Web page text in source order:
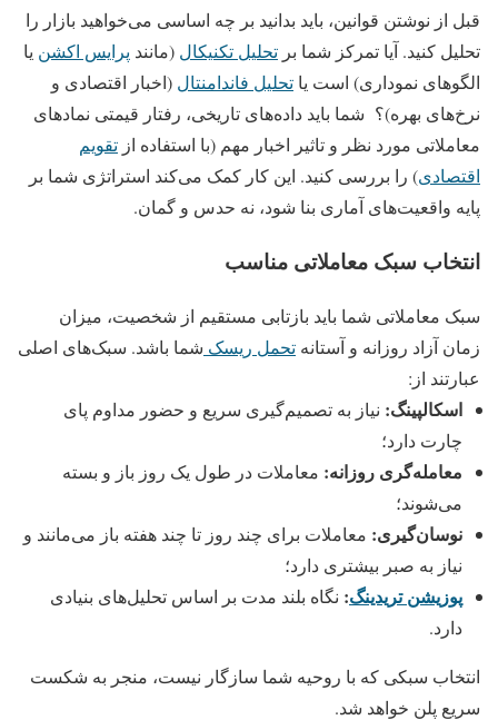
قبل از نوشتن قوانین، باید بدانید بر چه اساسی می‌خواهید بازار را
تحلیل کنید. آیا تمرکز شما بر تحلیل تکنیکال (مانند پرایس اکشن یا
الگوهای نموداری) است یا تحلیل فاندامنتال (اخبار اقتصادی و
نرخ‌های بهره)؟ شما باید داده‌های تاریخی، رفتار قیمتی نمادهای
معاملاتی مورد نظر و تاثیر اخبار مهم (با استفاده از تقویم
اقتصادی) را بررسی کنید. این کار کمک می‌کند استراتژی شما بر
پایه واقعیت‌های آماری بنا شود، نه حدس و گمان.
انتخاب سبک معاملاتی مناسب
سبک معاملاتی شما باید بازتابی مستقیم از شخصیت، میزان
زمان آزاد روزانه و آستانه تحمل ریسک شما باشد. سبک‌های اصلی
عبارتند از:
اسکالپینگ: نیاز به تصمیم‌گیری سریع و حضور مداوم پای
چارت دارد؛
معامله‌گری روزانه: معاملات در طول یک روز باز و بسته
می‌شوند؛
نوسان‌گیری: معاملات برای چند روز تا چند هفته باز می‌مانند و
نیاز به صبر بیشتری دارد؛
پوزیشن تریدینگ: نگاه بلند مدت بر اساس تحلیل‌های بنیادی
دارد.
انتخاب سبکی که با روحیه شما سازگار نیست، منجر به شکست
سریع پلن خواهد شد.